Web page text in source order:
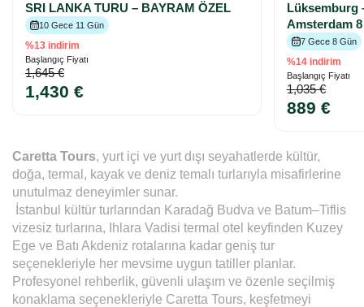
SRI LANKA TURU – BAYRAM ÖZEL
10 Gece 11 Gün
%13 indirim
Başlangıç Fiyatı
1,645 €
1,430 €
Lüksemburg
Amsterdam
7 Gece 8 Gün
%14 indirim
Başlangıç Fiyatı
1,035 €
889 €
Caretta Tours, yurt içi ve yurt dışı seyahatlerde kültür,
doğa, termal, kayak ve deniz temalı turlarıyla misafirlerine
unutulmaz deneyimler sunar.
vizesiz turlarına, Ihlara Vadisi termal otel keyfinden Kuzey
Ege ve Batı Akdeniz rotalarına kadar geniş tur
seçenekleriyle her mevsime uygun tatiller planlar.
Profesyonel rehberlik, güvenli ulaşım ve özenle seçilmiş
konaklama seçenekleriyle Caretta Tours, keşfetmeyi